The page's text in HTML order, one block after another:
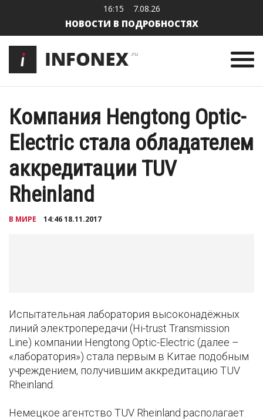
16:15 7.08.26
НОВОСТИ В ПОДРОБНОСТЯХ
Компания Hengtong Optic-
Electric стала обладателем
аккредитации TUV
Rheinland
В МИРЕ 14:46 18.11.2017
Испытательная лаборатория высоконадёжных
линий электропередачи (Hi-trust Transmission
Line) компании Hengtong Optic-Electric (далее –
«лаборатория») стала первым в Китае подобным
учреждением, получившим аккредитацию TUV
Rheinland.
Немецкое агентство TUV Rheinland располагает